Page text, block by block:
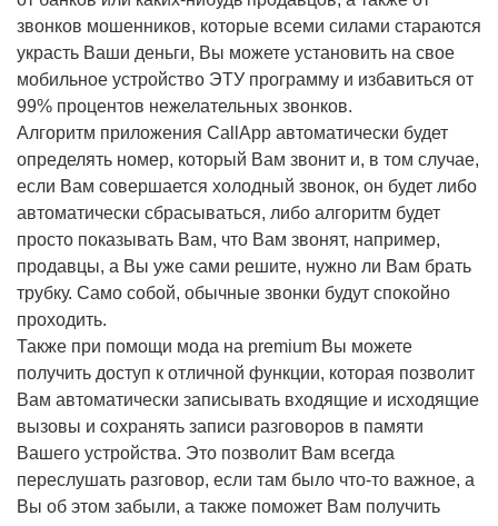
звонков мошенников, которые всеми силами стараются
украсть Ваши деньги, Вы можете установить на свое
мобильное устройство ЭТУ программу и избавиться от
99% процентов нежелательных звонков.
Алгоритм приложения CallApp автоматически будет
определять номер, который Вам звонит и, в том случае,
если Вам совершается холодный звонок, он будет либо
автоматически сбрасываться, либо алгоритм будет
просто показывать Вам, что Вам звонят, например,
продавцы, а Вы уже сами решите, нужно ли Вам брать
трубку. Само собой, обычные звонки будут спокойно
проходить.
Также при помощи мода на premium Вы можете
получить доступ к отличной функции, которая позволит
Вам автоматически записывать входящие и исходящие
вызовы и сохранять записи разговоров в памяти
Вашего устройства. Это позволит Вам всегда
переслушать разговор, если там было что-то важное, а
Вы об этом забыли, а также поможет Вам получить